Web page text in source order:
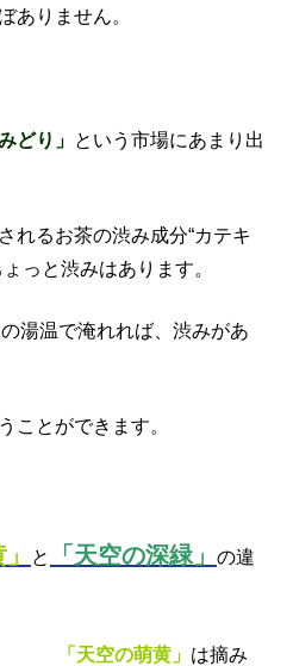
ありません。
どり」 という市場にあまり出
れるお茶の渋み成分“カテキ
っと渋みはあります。
湯温で淹れれば、渋みがあ
ことができます。
と 「天空の深緑」
の違
「天空の萌黄」 は摘み